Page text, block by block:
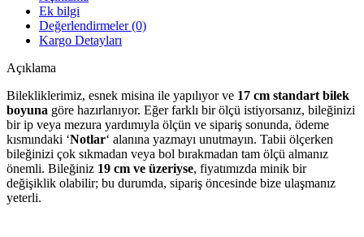
Ek bilgi
Değerlendirmeler (0)
Kargo Detayları
Açıklama
Bilekliklerimiz, esnek misina ile yapılıyor ve 17 cm standart bilek
boyuna göre hazırlanıyor. Eğer farklı bir ölçü istiyorsanız, bileğinizi
bir ip veya mezura yardımıyla ölçün ve sipariş sonunda, ödeme
kısmındaki ‘Notlar‘ alanına yazmayı unutmayın. Tabii ölçerken
bileğinizi çok sıkmadan veya bol bırakmadan tam ölçü almanız
önemli. Bileğiniz 19 cm ve üzeriyse, fiyatımızda minik bir
değişiklik olabilir; bu durumda, sipariş öncesinde bize ulaşmanız
yeterli.